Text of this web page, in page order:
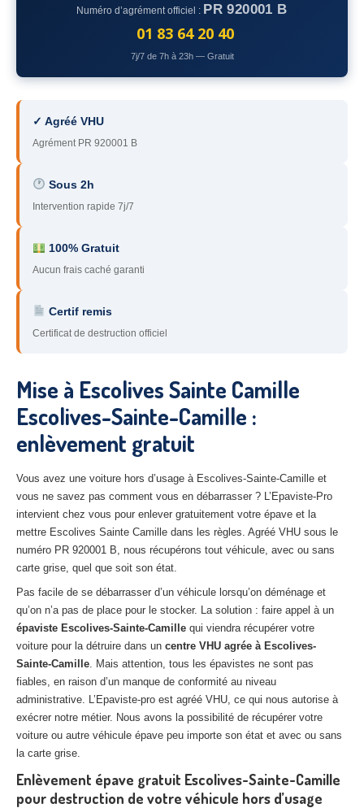
– Yvelines
– Hauts-de-Seine
93– Seine-Saint-Denis
94 – Val-de-Marne
95– Val d’Oise
91 – Essonne
– Yonne
60 – Oise
45 – Loiret
27 – Eure
10– Aube
02– Aisne
Tousles secteurs
CENTREVHU AGRÉE
Centreagréé VHU Paris 75 : casse auto avec destruction
Centre
agréé VHU 77 : casse auto avec destruction
Centre agréé VHU 78 : casse auto avec destruction
Centreagréé VHU 91 : casse auto avec destruction
Centreagréé VHU 92 : casse auto avec destruction
agréé VHU 93 : casse auto avec destruction
Centreagréé VHU 94 : casse auto avec destruction
Centreagréé VHU 95 : casse auto avec destruction
Numéro d’agrément officiel : PR 920001 B
01 83 64 20 40
7j/7 de 7h à 23h — Gratuit
✓ Agréé VHU
Agrément PR 920001 B
Sous 2h
Intervention rapide 7j/7
100% Gratuit
Aucun frais caché garanti
Certif remis
Certificat de destruction officiel
Mise à Escolives Sainte Camille
Escolives-Sainte-Camille :
enlèvement gratuit
Vous avez une voiture hors d’usage à Escolives-Sainte-Camille et
vous ne savez pas comment vous en débarrasser ? L’Epaviste-Pro
intervient chez vous pour enlever gratuitement votre épave et la
mettre Escolives Sainte Camille dans les règles. Agréé VHU sous le
numéro PR 920001 B, nous récupérons tout véhicule, avec ou sans
carte grise, quel que soit son état.
Pas facile de se débarrasser d’un véhicule lorsqu’on déménage et
qu’on n’a pas de place pour le stocker. La solution : faire appel à un
épaviste Escolives-Sainte-Camille qui viendra récupérer votre
voiture pour la détruire dans un centre VHU agrée à Escolives-
Sainte-Camille. Mais attention, tous les épavistes ne sont pas
fiables, en raison d’un manque de conformité au niveau
administrative. L’Epaviste-pro est agréé VHU, ce qui nous autorise à
exécrer notre métier. Nous avons la possibilité de récupérer votre
voiture ou autre véhicule épave peu importe son état et avec ou sans
la carte grise.
Enlèvement épave gratuit Escolives-Sainte-Camille
pour destruction de votre véhicule hors d’usage